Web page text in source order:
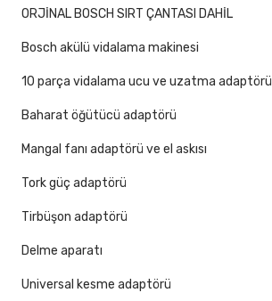
ORJİNAL BOSCH SIRT ÇANTASI DAHİL
Bosch akülü vidalama makinesi
10 parça vidalama ucu ve uzatma adaptörü
Baharat öğütücü adaptörü
Mangal fanı adaptörü ve el askısı
Tork güç adaptörü
Tirbüşon adaptörü
Delme aparatı
Universal kesme adaptörü